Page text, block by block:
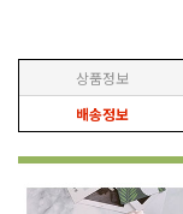
상품정보
배송정보